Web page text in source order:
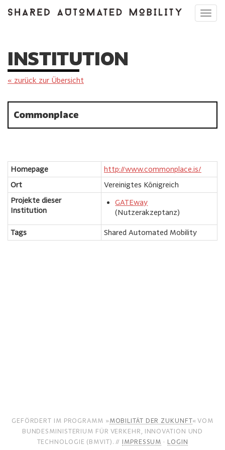
INSTITUTION
« zurück zur Übersicht
Commonplace
Homepage
http://www.commonplace.is/
Ort
Vereinigtes Königreich
Projekte dieser
Institution
GATEway
(Nutzerakzeptanz)
Tags Shared Automated Mobility
GEFÖRDERT IM PROGRAMM »MOBILITÄT DER ZUKUNFT« VOM
BUNDESMINISTERIUM FÜR VERKEHR, INNOVATION UND
TECHNOLOGIE (BMVIT). // IMPRESSUM · LOGIN